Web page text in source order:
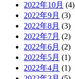
2022年10月 (4)
2022年9月 (3)
2022年8月 (3)
2022年7月 (2)
2022年6月 (2)
2022年5月 (1)
2022年4月 (1)